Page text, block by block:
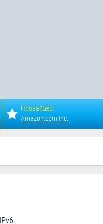
Провайдер:
Amazon.com Inc.
IPv6